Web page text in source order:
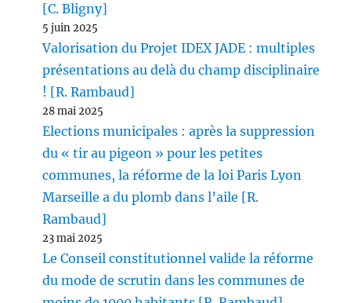
[C. Bligny]
5 juin 2025
Valorisation du Projet IDEX JADE : multiples
présentations au delà du champ disciplinaire
! [R. Rambaud]
28 mai 2025
Elections municipales : après la suppression
du « tir au pigeon » pour les petites
communes, la réforme de la loi Paris Lyon
Marseille a du plomb dans l’aile [R.
Rambaud]
23 mai 2025
Le Conseil constitutionnel valide la réforme
du mode de scrutin dans les communes de